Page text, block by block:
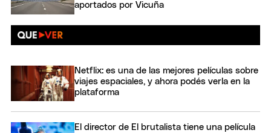
aportados por Vicuña
Netflix: es una de las mejores películas sobre
viajes espaciales, y ahora podés verla en la
plataforma
El director de El brutalista tiene una película